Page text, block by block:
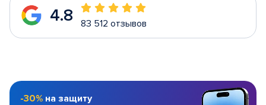
4.8 83 512 отзывов
-30% на защиту